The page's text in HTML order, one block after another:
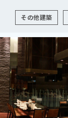
その他建築